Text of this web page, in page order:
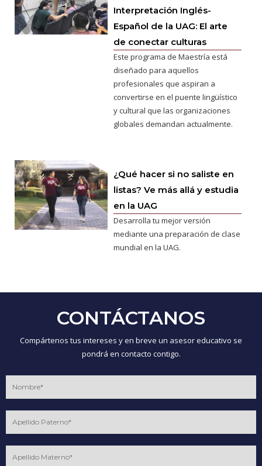
Interpretación Inglés-
Español de la UAG: El arte
de conectar culturas
Este programa de Maestría está
diseñado para aquellos
profesionales que aspiran a
convertirse en el puente lingüístico
y cultural que las organizaciones
globales demandan actualmente.
¿Qué hacer si no saliste en
listas? Ve más allá y estudia
en la UAG
Desarrolla tu mejor versión
mediante una preparación de clase
mundial en la UAG.
CONTÁCTANOS
Compártenos tus intereses y en breve un asesor educativo se
pondrá en contacto contigo.